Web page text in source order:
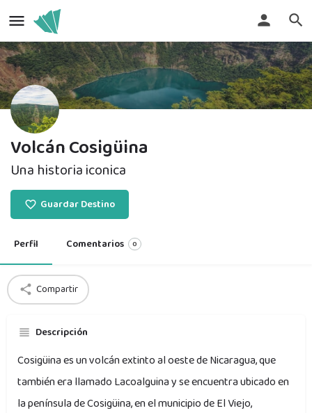
Volcán Cosigüina
Una historia iconica
Guardar Destino
Perfil Comentarios 0
Compartir
Descripción
Cosigüina es un volcán extinto al oeste de Nicaragua, que
también era llamado Lacoalguina y se encuentra ubicado en
la península de Cosigüina, en el municipio de El Viejo,